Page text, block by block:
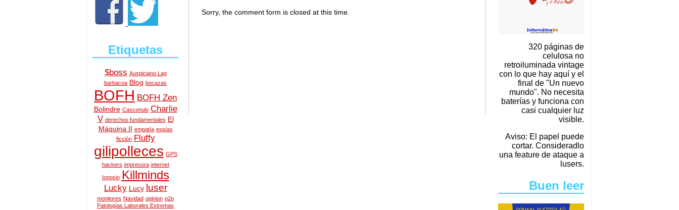
Etiquetas
$boss Auspiciano Lag
barbacoa Blog bocazas
BOFH BOFH Zen
Bolindre Casconulo Charlie
V derechos fundamentales El
Máquina II empatía espías
ficción
Fluffy
gilipolleces GPS
hackers impresora internet
Ionosio Killminds
Lucky Lucy luser
monitores Navidad opinion p2p
Patologías Laborales Extremas
320 páginas de
celulosa no
retroiluminada vintage
con lo que hay aquí y el
final de "Un nuevo
mundo". No necesita
baterías y funciona con
casi cualquier luz
visible.
Aviso: El papel puede
cortar. Consideradlo
una feature de ataque a
lusers.
Buen leer
Sorry, the comment form is closed at this time.